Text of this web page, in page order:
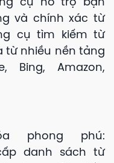
cụ hỗ trợ bạn
và chính xác từ
cụ tìm kiếm từ
từ nhiều nền tảng
Bing, Amazon,
phong phú:
danh sách từ